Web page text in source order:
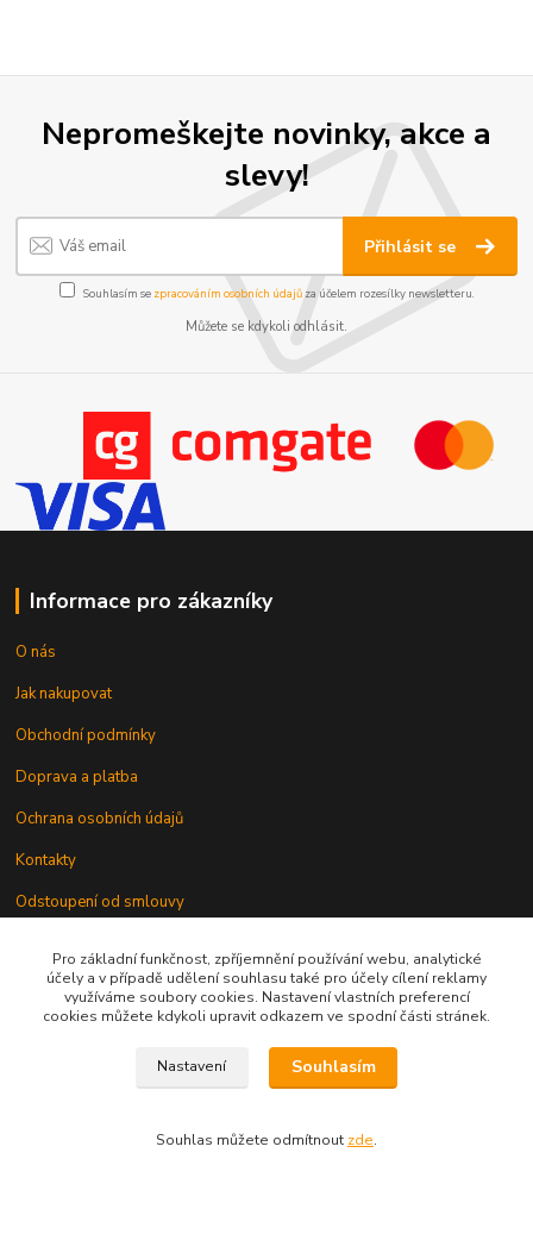
Nepromeškejte novinky, akce a
slevy!
Přihlásit se
Souhlasím se zpracováním osobních údajůza účelem rozesílky newsletteru.
Můžete se kdykoli odhlásit.
Informace pro zákazníky
O nás
Jak nakupovat
Obchodní podmínky
Doprava a platba
Ochrana osobních údajů
Kontakty
Odstoupení od smlouvy
knihy@epublishing.cz predplatne@epublishing.cz
Pro základní funkčnost, zpříjemnění používání webu, analytické
účely a v případě udělení souhlasu také pro účely cílení reklamy
využíváme soubory cookies. Nastavení vlastních preferencí
cookies můžete kdykoli upravit odkazem ve spodní části stránek.
Nastavení Souhlasím
Souhlas můžete odmítnout zde.